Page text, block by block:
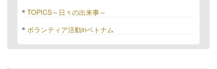
TOPICS～日々の出来事～
ボランティア活動inベトナム